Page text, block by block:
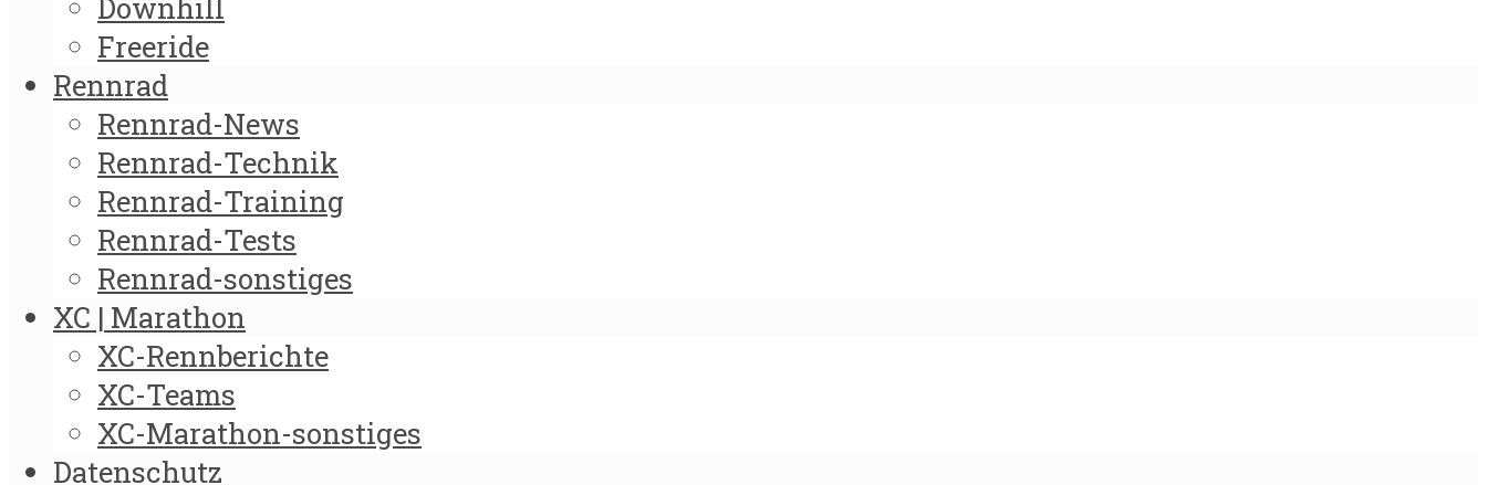
Freeride
Rennrad
Rennrad-News
Rennrad-Technik
Rennrad-Training
Rennrad-Tests
Rennrad-sonstiges
XC | Marathon
XC-Rennberichte
XC-Teams
XC-Marathon-sonstiges
Datenschutz